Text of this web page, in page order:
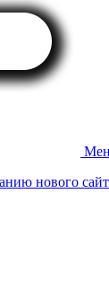
нового